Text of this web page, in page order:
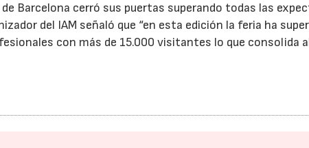
de Barcelona cerró sus puertas superando todas las
del IAM señaló que “en esta edición la feria ha
con más de 15.000 visitantes lo que consolida